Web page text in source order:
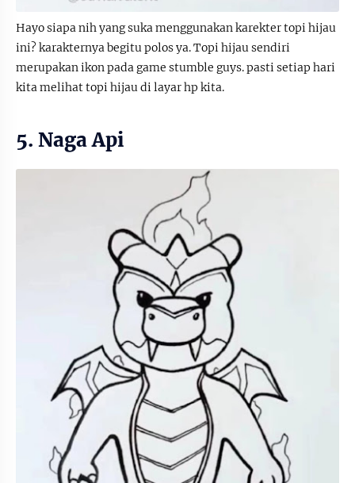
Hayo siapa nih yang suka menggunakan karekter topi hijau
ini? karakternya begitu polos ya. Topi hijau sendiri
merupakan ikon pada game stumble guys. pasti setiap hari
kita melihat topi hijau di layar hp kita.
5. Naga Api